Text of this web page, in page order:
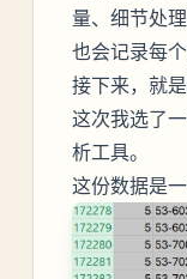
量、细节处
也会记录每
接下来，就
这次我选了
析工具。
这份数据是